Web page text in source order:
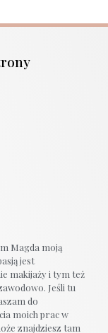
Magda moją
jest
makijaży i tym też
Jeśli tu
do
moich prac w
znajdziesz tam